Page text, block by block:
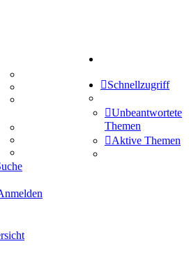
Treffenübersicht
Zitatesammlung
Schiffe versenken
Schnellzugriff
Unbeantwortete
Themen
Aktive Themen